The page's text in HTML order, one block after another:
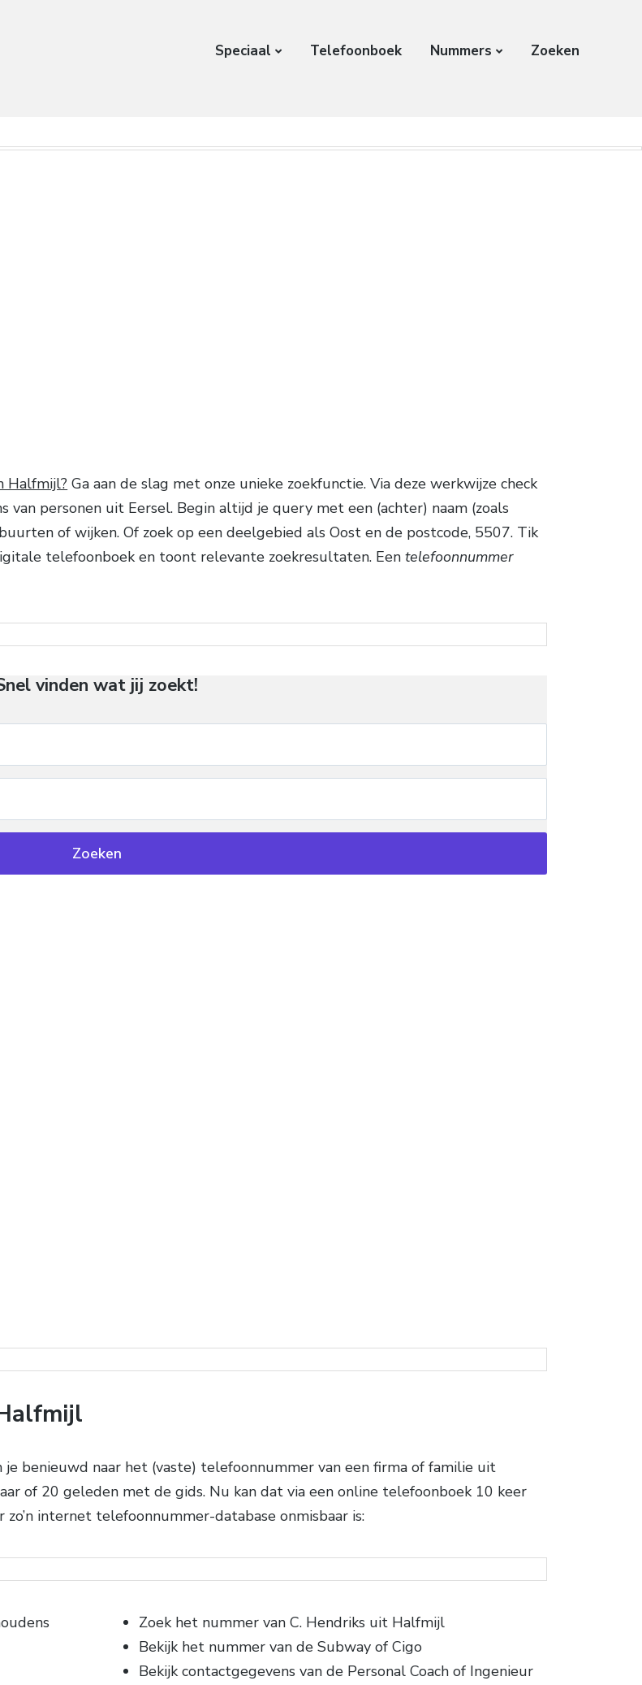
Speciaal Telefoonboek Nummers Zoeken
Halfmijl? Ga aan de slag met onze unieke zoekfunctie. Via deze werkwijze check
van personen uit Eersel. Begin altijd je query met een (achter) naam (zoals
of wijken. Of zoek op een deelgebied als Oost en de postcode, 5507. Tik
telefoonboek en toont relevante zoekresultaten. Eentelefoonnummer
vinden wat jij zoekt!
benieuwd naar het (vaste) telefoonnummer van een firma of familie uit
of 20 geleden met de gids. Nu kan dat via een online telefoonboek 10 keer
internet telefoonnummer-database onmisbaar is:
Zoek het nummer van C. Hendriks uit Halfmijl
Bekijk het nummer van de Subway of Cigo
Bekijk contactgegevens van de Personal Coach of Ingenieur